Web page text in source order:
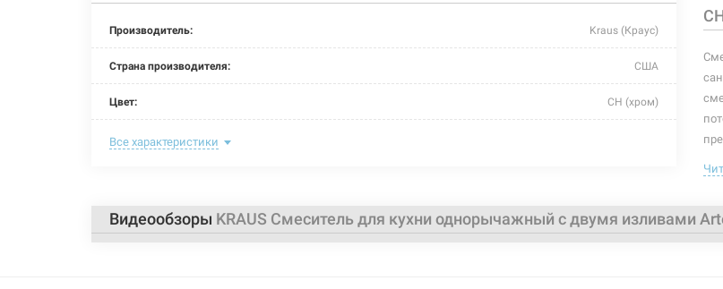
Производитель: Kraus (Краус)
Страна производителя: США
Цвет: CH (хром)
Назначение смесителя:
Тип конструкции: с двумя изливами/с гибким изливом
Все характеристики
Видеообзоры KRAUS Смеситель для кухни однорычажный с двумя изливами